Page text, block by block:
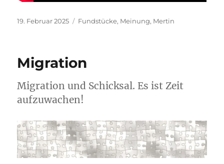
Veröffentlicht
19. Februar 2025 Kategorien
Fundstücke, Meinung, Mertin
Migration
Migration und Schicksal. Es ist Zeit
aufzuwachen!